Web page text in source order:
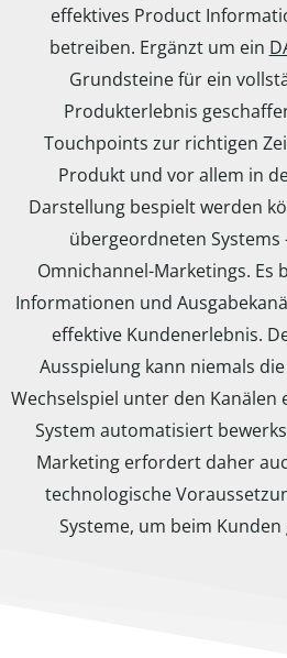
effektives Product
betreiben. Ergänzt um ein
Grundsteine für ein
Produkterlebnis
Touchpoints zur richtigen
Produkt und vor allem in
Darstellung bespielt werden
übergeordneten Systems
Omnichannel-Marketings. Es
Informationen und
effektive Kundenerlebnis.
Ausspielung kann niemals
Wechselspiel unter den Kanälen
System automatisiert
Marketing erfordert daher
technologische
Systeme, um beim